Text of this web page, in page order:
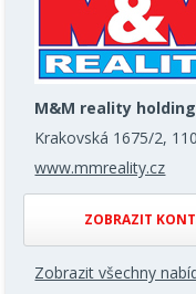
M&M reality
Krakovská 1675/2,
www.mmreality.cz
ZOBRAZIT
Zobrazit všechny